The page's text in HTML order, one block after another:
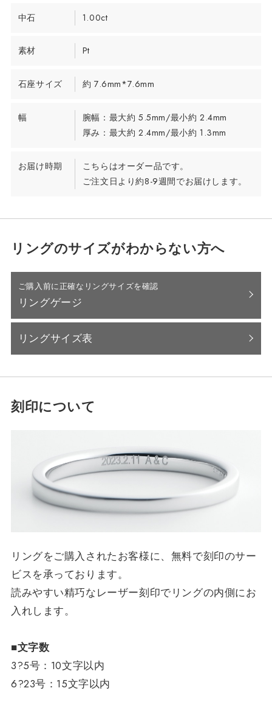
中石 1.00ct
素材 Pt
石座サイズ 約 7.6mm*7.6mm
幅
腕幅：最大約 5.5mm/最小約 2.4mm
厚み：最大約 2.4mm/最小約 1.3mm
お届け時期
こちらはオーダー品です。
ご注文日より約8-9週間でお届けします。
リングのサイズがわからない方へ
ご購入前に正確なリングサイズを確認
リングゲージ
リングサイズ表
刻印について
リングをご購入されたお客様に、無料で刻印のサー
ビスを承っております。
読みやすい精巧なレーザー刻印でリングの内側にお
入れします。
■文字数
3?5号：10文字以内
6?23号：15文字以内